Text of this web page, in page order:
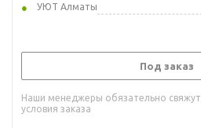
УЮТ Алматы
Под заказ
Наши менеджеры обязательно
условия заказа